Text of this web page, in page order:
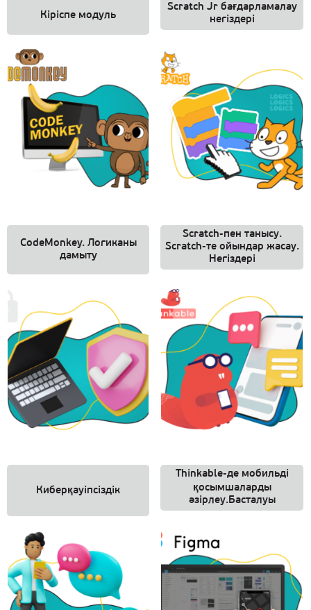
Кіріспе модуль
Scratch Jr бағдарламалау
негіздері
CodeMonkey. Логиканы
дамыту
Scratch-пен танысу.
Scratch-те ойындар жасау.
Негіздері
Киберқауіпсіздік
Thinkable-де мобильді
қосымшаларды
әзірлеу.Басталуы